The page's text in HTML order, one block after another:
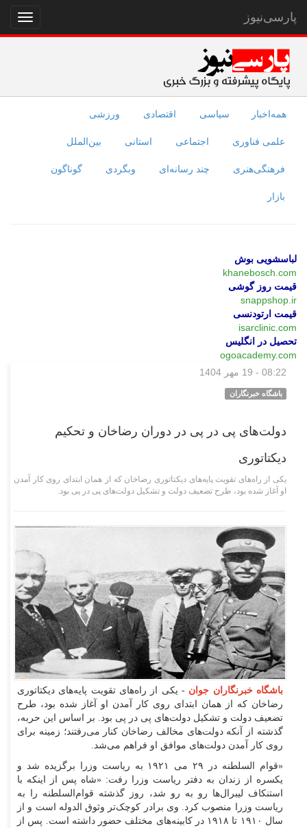
نمایش
منو
پارسی‌نیوز
همه‌اخبار سیاسی اقتصادی ورزشی
علمی فناوری اجتماعی استانی بین‌الملل
فرهنگی‌هنری چند رسانه‌ای وبگردی گوناگون
بازار
لباسشویی بوش
khanebosch.com
قیمت روز گوشی
snappshop.ir
قیمت ارتودنسی
isarclinic.com
تحصیل در انگلیس
ogoacademy.com
08:22 - 19 مهر 1404
باشگاه خبرنگاران
دولت‌های پی در پی در دوران رضاخان و تحکیم
دیکتاتوری
یکی از راه‌های تقویت پایه‌های دیکتاتوری رضاخان که از همان ابتدای روی کار آمدن
او آغاز شده بود، طرح تضعیف دولت و تشکیل دولت‌های پی در پی بود.
باشگاه خبرنگاران جوان - یکی از راه‌های تقویت پایه‌های دیکتاتوری
رضاخان که از همان ابتدای روی کار آمدن او آغاز شده بود، طرح
تضعیف دولت و تشکیل دولت‌های پی در پی بود. بر اساس این حربه،
گذشته از آنکه دولت‌های مخالف رضاخان کنار می‌رفتند؛ زمینه برای
روی کار آمدن دولت‌های موافق او فراهم می‌شد.
«قوام السلطنه در ۲۹ می ۱۹۲۱ به ریاست وزرا برگزیده شد و
یکسره از زندان به دفتر ریاست وزرا رفت: «شاه پس از اینکه با
استنکاف لیبرال‌ها رو به رو شد، روز گذشته قوام‌السلطنه را به
ریاست وزرا منصوب کرد. وی برادر کوچک‌تر وثوق الدوله است و از
سال ۱۹۱۰ تا ۱۹۱۸ در کابینه‌های مختلف حضور داشته است. پس از